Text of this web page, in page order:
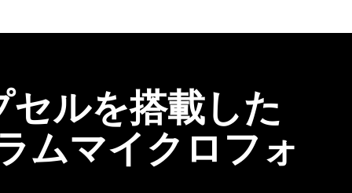
ルを搭載した
ムマイクロフォ